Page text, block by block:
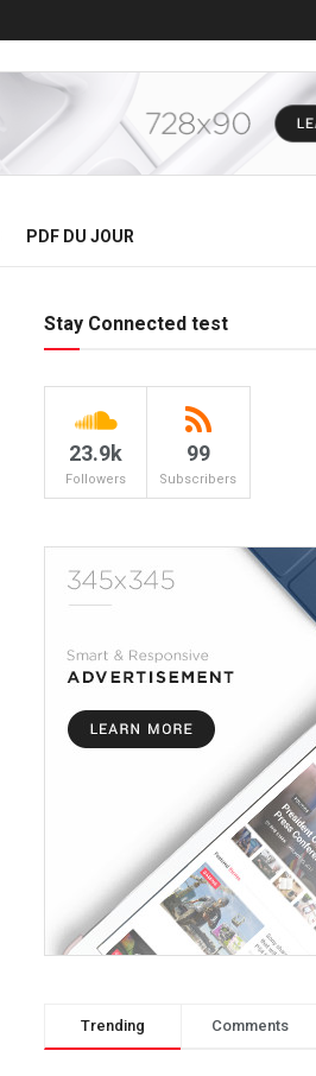
PDF DU JOUR
Stay Connected test
23.9k
Followers
99
Subscribers
Trending Comments